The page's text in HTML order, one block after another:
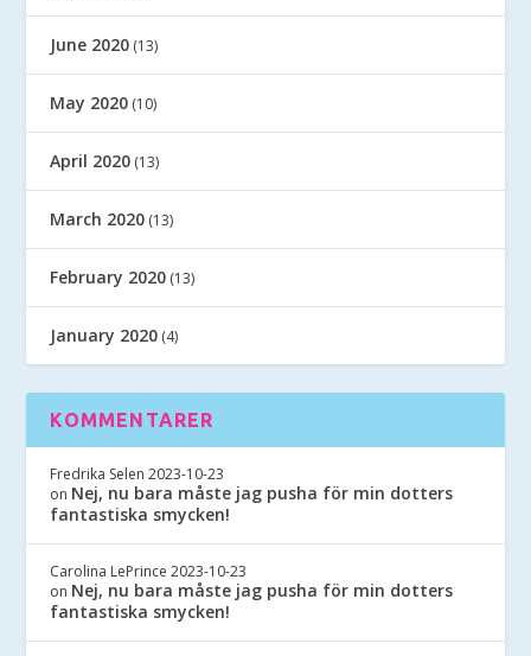
June 2020 (13)
May 2020 (10)
April 2020 (13)
March 2020 (13)
February 2020 (13)
January 2020 (4)
KOMMENTARER
Fredrika Selen 2023-10-23
on Nej, nu bara måste jag pusha för min dotters
fantastiska smycken!
Carolina LePrince 2023-10-23
on Nej, nu bara måste jag pusha för min dotters
fantastiska smycken!